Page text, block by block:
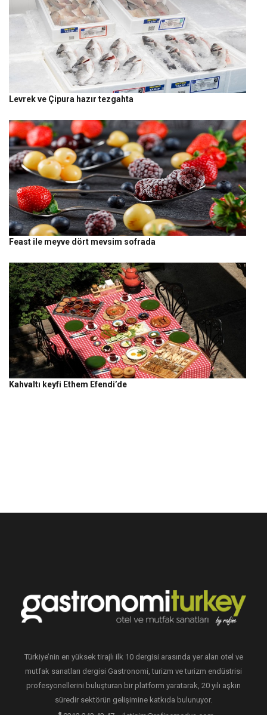
Levrek ve Çipura hazır tezgahta
Feast ile meyve dört mevsim sofrada
Kahvaltı keyfi Ethem Efendi’de
Türkiye’nin en yüksek tirajlı ilk 10 dergisi arasında yer alan otel ve
mutfak sanatları dergisi Gastronomi, turizm ve turizm endüstrisi
profesyonellerini buluşturan bir platform yaratarak, 20 yılı aşkın
süredir sektörün gelişimine katkıda bulunuyor.